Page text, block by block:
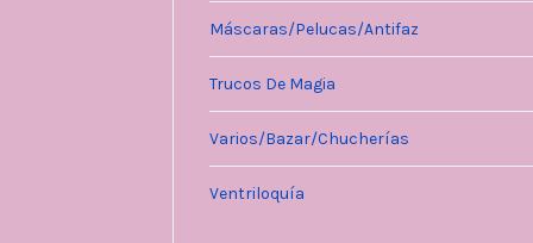
Máscaras/Pelucas/Antifaz
Trucos De Magia
Varios/Bazar/Chucherías
Ventriloquía